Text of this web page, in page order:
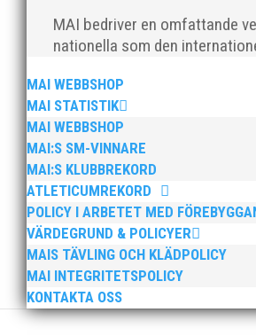
MAI bedriver en omfattande
nationella som den
MAI WEBBSHOP
MAI STATISTIK
MAI WEBBSHOP
MAI:S SM-VINNARE
MAI:S KLUBBREKORD
ATLETICUMREKORD
POLICY I ARBETET MED
VÄRDEGRUND & POLICYER
MAIS TÄVLING OCH KLÄDPOLICY
MAI INTEGRITETSPOLICY
KONTAKTA OSS
För fjärde året i rad har
förälder från varje idrott.